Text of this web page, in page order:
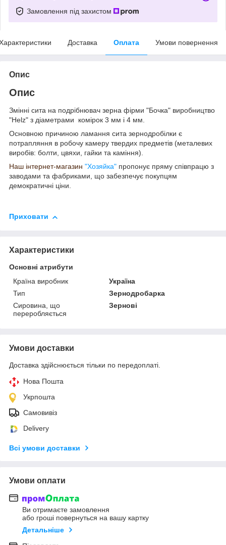
Замовлення під захистом
Доставка Оплата Умови повернення
Опис
Опис
Змінні сита на подрібнювач зерна фірми "Бочка" виробництво
"Helz" з діаметрами комірок 3 мм і 4 мм.
Основною причиною ламання сита зернодробілки є
потрапляння в робочу камеру твердих предметів (металевих
виробів: болти, цвяхи, гайки та каміння).
Наш інтернет-магазин "Хозяйка" пропонує пряму співпрацю з
заводами та фабриками, що забезпечує покупцям
демократичні ціни.
Приховати
Характеристики
Основні атрибути
Країна виробник
Україна
Тип
Зернодробарка
Сировина, що
переробляється
Зернові
Умови доставки
Доставка здійснюється тільки по передоплаті.
Нова Пошта
Укрпошта
Самовивіз
Delivery
Всі умови доставки
Умови оплати
Ви отримаєте замовлення
або гроші повернуться на вашу картку
Детальніше